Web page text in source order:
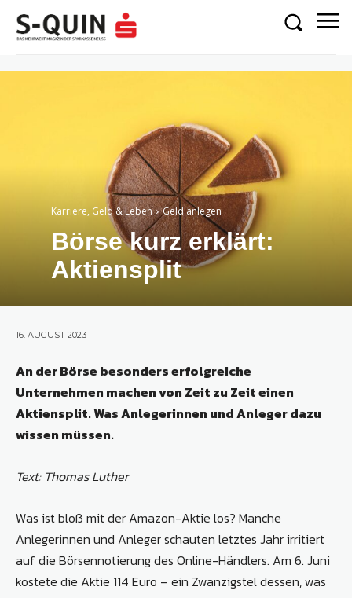
Karriere, Geld & Leben Geld anlegen
Börse kurz erklärt:
Aktiensplit
16. AUGUST 2023
An der Börse besonders erfolgreiche
Unternehmen machen von Zeit zu Zeit einen
Aktiensplit. Was Anlegerinnen und Anleger dazu
wissen müssen.
Text: Thomas Luther
Was ist bloß mit der Amazon-Aktie los? Manche
Anlegerinnen und Anleger schauten letztes Jahr irritiert
auf die Börsennotierung des Online-Händlers. Am 6. Juni
kostete die Aktie 114 Euro – ein Zwanzigstel dessen, was